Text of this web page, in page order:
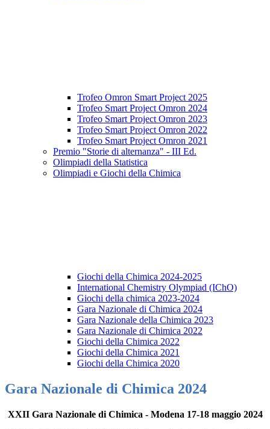
Trofeo Omron Smart Project 2025
Trofeo Smart Project Omron 2024
Trofeo Smart Project Omron 2023
Trofeo Smart Project Omron 2022
Trofeo Smart Project Omron 2021
Premio "Storie di alternanza" - III Ed.
Olimpiadi della Statistica
Olimpiadi e Giochi della Chimica
Giochi della Chimica 2024-2025
International Chemistry Olympiad (IChO)
Giochi della chimica 2023-2024
Gara Nazionale di Chimica 2024
Gara Nazionale della Chimica 2023
Gara Nazionale di Chimica 2022
Giochi della Chimica 2022
Giochi della Chimica 2021
Giochi della Chimica 2020
Gara Nazionale di Chimica 2024
XXII Gara Nazionale di Chimica - Modena 17-18 maggio 2024